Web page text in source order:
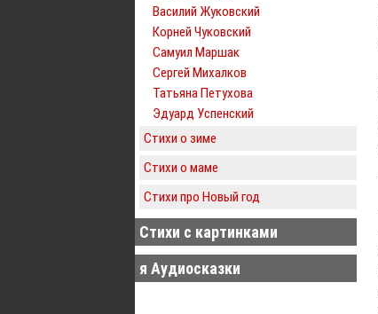
Василий Жуковский
Корней Чуковский
Самуил Маршак
Сергей Михалков
Татьяна Петухова
Эдуард Успенский
Стихи о зиме
Стихи о маме
Стихи про Новый год
Стихи с картинками
я Аудиосказки